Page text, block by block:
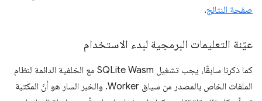
صفحة النتائج.
عيّنة التعليمات البرمجية لبدء الاستخدام
كما ذكرنا سابقًا، يجب تشغيل SQLite Wasm مع الخلفية الدائمة لنظام
الملفات الخاص بالمصدر من سياق Worker. والخبر السار هو أنّ المكتبة